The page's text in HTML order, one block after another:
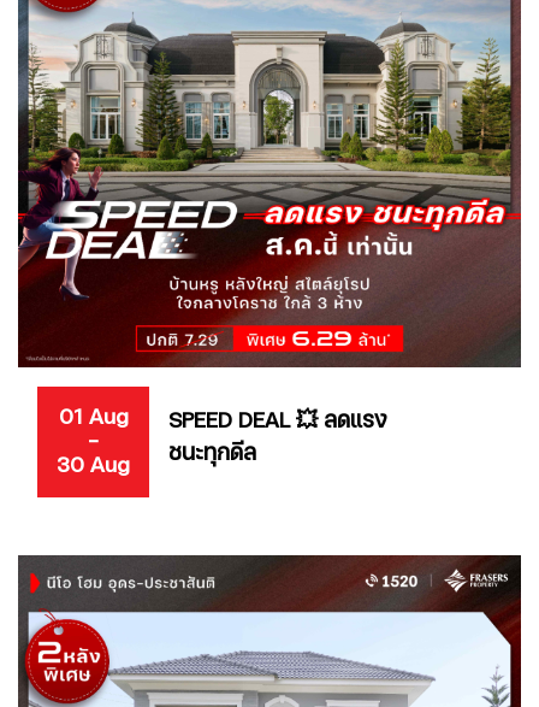
01 Aug
-
30 Aug
SPEED DEAL 💥 ลดแรง
ชนะทุกดีล